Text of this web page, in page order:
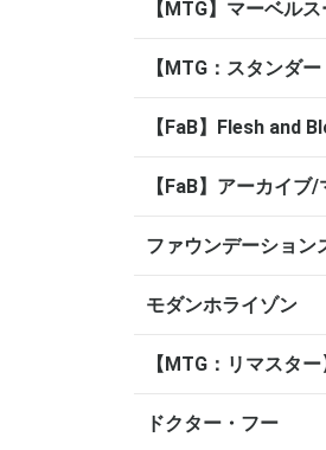
【MTG】マーベル
【MTG：スタンダー
【FaB】Flesh and
【FaB】アーカイブ
ファウンデーション
モダンホライゾン
【MTG：リマスター
ドクター・フー